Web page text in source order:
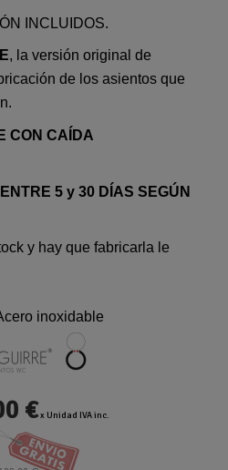
INCLUIDOS.
, la versión original de
de los asientos que
CON CAÍDA
5 y 30 DÍAS SEGÚN
y hay que fabricarla le
inoxidable
€x Unidad IVA inc.